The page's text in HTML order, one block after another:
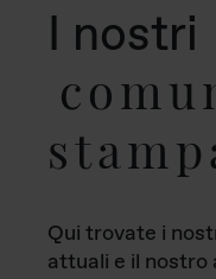
I nostri
Qui trovate i
attuali e il nostro